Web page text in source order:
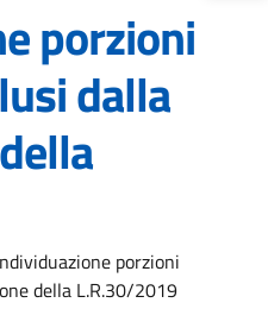
porzioni
dalla
porzioni
della L.R.30/2019